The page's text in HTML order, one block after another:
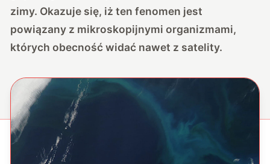
zimy. Okazuje się, iż ten fenomen jest
powiązany z mikroskopijnymi organizmami,
których obecność widać nawet z satelity.